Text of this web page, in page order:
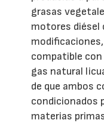
grasas
motores diésel
compatible
gas natural
de que ambos
condicionados
materias